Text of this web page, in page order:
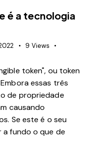
é a tecnologia
9 Views
token", ou token
essas três
de propriedade
causando
Se este é o seu
a fundo o que de